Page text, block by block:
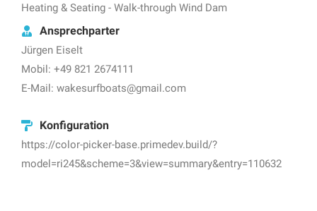
Heating & Seating - Walk-through Wind Dam
Ansprechparter
Jürgen Eiselt
Mobil: +49 821 2674111
E-Mail: wakesurfboats@gmail.com
Konfiguration
https://color-picker-base.primedev.build/?
model=ri245&scheme=3&view=summary&entry=110632